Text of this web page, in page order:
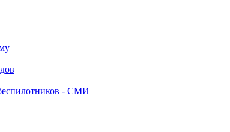
- СМИ